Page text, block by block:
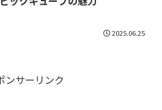
2025.06.25
ンサーリンク